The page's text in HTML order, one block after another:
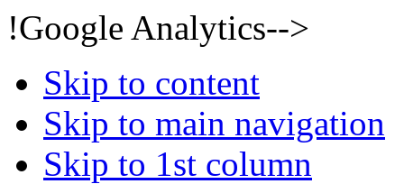
!Google Analytics-->
Skip to content
Skip to main navigation
Skip to 1st column